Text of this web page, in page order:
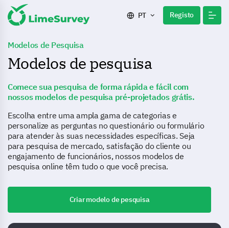
PT Registo
Modelos de Pesquisa
Modelos de pesquisa
Comece sua pesquisa de forma rápida e fácil com
nossos modelos de pesquisa pré-projetados grátis.
Escolha entre uma ampla gama de categorias e
personalize as perguntas no questionário ou formulário
para atender às suas necessidades específicas. Seja
para pesquisa de mercado, satisfação do cliente ou
engajamento de funcionários, nossos modelos de
pesquisa online têm tudo o que você precisa.
Criar modelo de pesquisa